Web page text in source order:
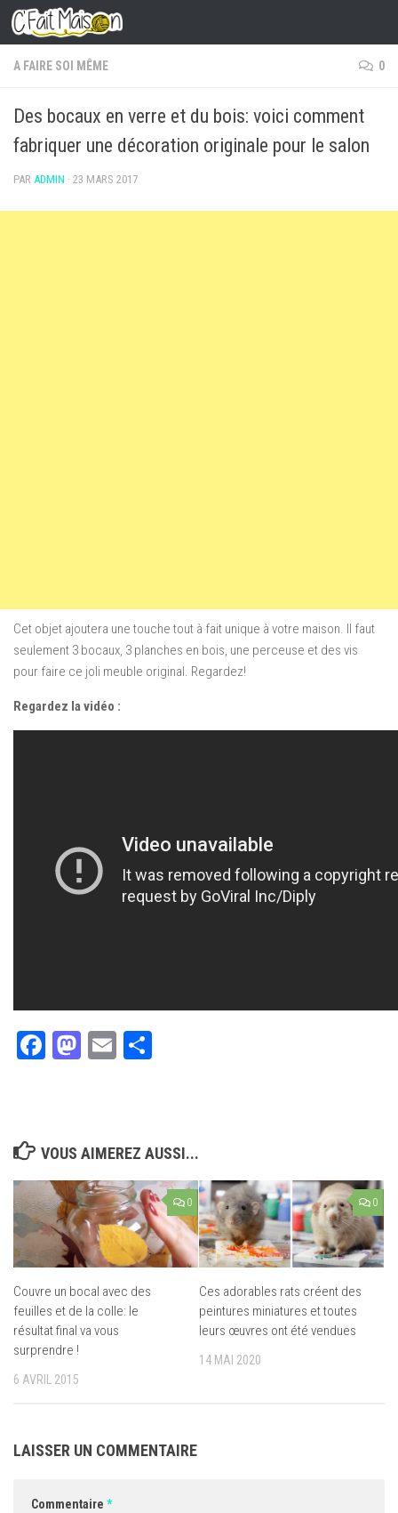
Skip to content
A FAIRE SOI MÊME 0
Des bocaux en verre et du bois: voici comment
fabriquer une décoration originale pour le salon
PAR ADMIN · 23 MARS 2017
Cet objet ajoutera une touche tout à fait unique à votre maison. Il faut
seulement 3 bocaux, 3 planches en bois, une perceuse et des vis
pour faire ce joli meuble original. Regardez!
Regardez la vidéo :
Facebook
Mastodon
Email
VOUS AIMEREZ AUSSI...
0
Couvre un bocal avec des
feuilles et de la colle: le
résultat final va vous
surprendre !
6 AVRIL 2015
0
Ces adorables rats créent des
peintures miniatures et toutes
leurs œuvres ont été vendues
14 MAI 2020
LAISSER UN COMMENTAIRE
Commentaire *